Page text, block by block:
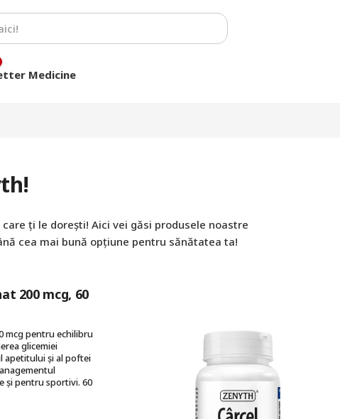
Medicine
ți le dorești! Aici vei găsi produsele noastre
cea mai bună opțiune pentru sănătatea ta!
200 mcg, 60
mcg pentru echilibru
glicemiei
apetitului și al poftei
și pentru sportivi. 60